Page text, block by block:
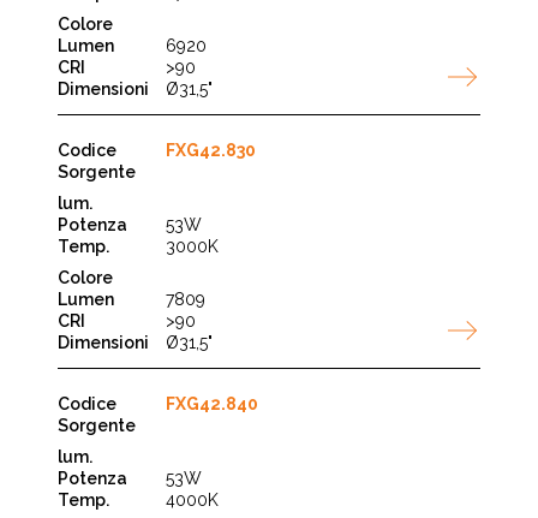
6920
>90
Ø31,5"
FXG42.830
53W
3000K
7809
>90
Ø31,5"
FXG42.840
53W
4000K